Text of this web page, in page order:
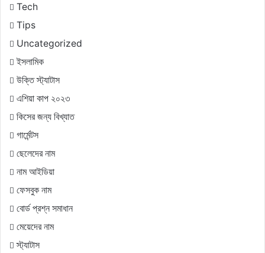
Tech
Tips
Uncategorized
ইসলামিক
উক্তি স্ট্যাটাস
এশিয়া কাপ ২০২৩
কিসের জন্য বিখ্যাত
গার্মেন্টস
ছেলেদের নাম
নাম আইডিয়া
ফেসবুক নাম
বোর্ড প্রশ্ন সমাধান
মেয়েদের নাম
স্ট্যাটাস